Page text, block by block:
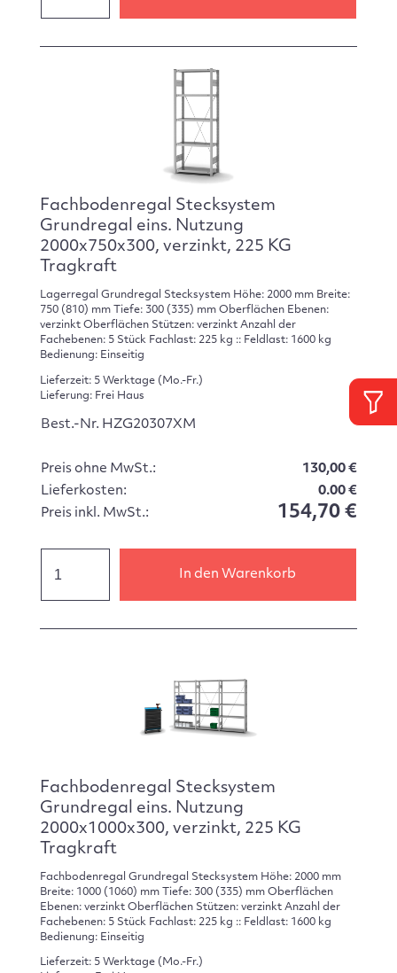
Fachbodenregal Stecksystem
Grundregal eins. Nutzung
2000x750x300, verzinkt, 225 KG
Tragkraft
Lagerregal Grundregal Stecksystem Höhe: 2000 mm Breite:
750 (810) mm Tiefe: 300 (335) mm Oberflächen Ebenen:
verzinkt Oberflächen Stützen: verzinkt Anzahl der
Fachebenen: 5 Stück Fachlast: 225 kg :: Feldlast: 1600 kg
Bedienung: Einseitig
Lieferzeit: 5 Werktage (Mo.-Fr.)
Lieferung: Frei Haus
Best.-Nr. HZG20307XM
Preis ohne MwSt.:
130,00 €
Lieferkosten:
0.00 €
Preis inkl. MwSt.:
154,70 €
In den Warenkorb
Fachbodenregal Stecksystem
Grundregal eins. Nutzung
2000x1000x300, verzinkt, 225 KG
Tragkraft
Fachbodenregal Grundregal Stecksystem Höhe: 2000 mm
Breite: 1000 (1060) mm Tiefe: 300 (335) mm Oberflächen
Ebenen: verzinkt Oberflächen Stützen: verzinkt Anzahl der
Fachebenen: 5 Stück Fachlast: 225 kg :: Feldlast: 1600 kg
Bedienung: Einseitig
Lieferzeit: 5 Werktage (Mo.-Fr.)